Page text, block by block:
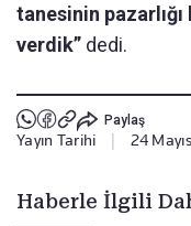
tanesinin
verdik” dedi.
Paylaş
Yayın Tarihi | 24
Haberle İlgili